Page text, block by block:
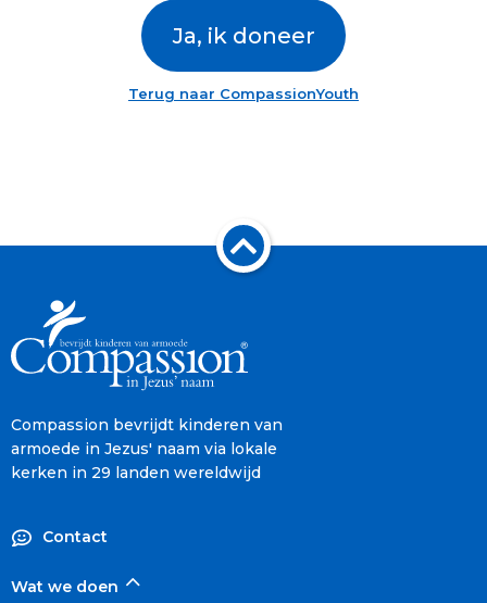
Ja, ik doneer
Terug naar CompassionYouth
Compassion bevrijdt kinderen van
armoede in Jezus' naam via lokale
kerken in 29 landen wereldwijd
Contact
Wat we doen